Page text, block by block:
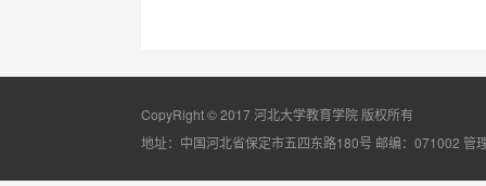
CopyRight © 2017 河北大学教育学院 版权所有
地址：中国河北省保定市五四东路180号 邮编：071002 管